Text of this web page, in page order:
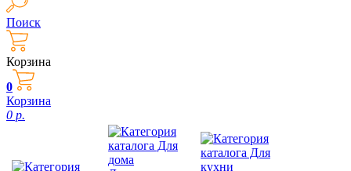
Поиск
Корзина
0
Корзина
0 р.